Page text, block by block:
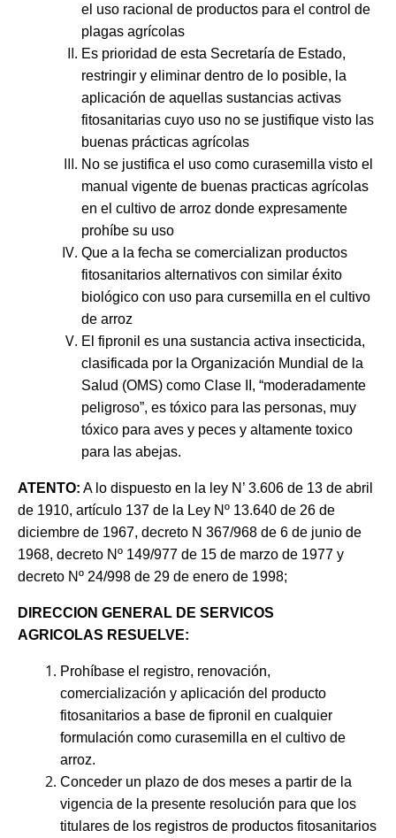
el uso racional de productos para el control de
plagas agrícolas
Es prioridad de esta Secretaría de Estado,
restringir y eliminar dentro de lo posible, la
aplicación de aquellas sustancias activas
fitosanitarias cuyo uso no se justifique visto las
buenas prácticas agrícolas
No se justifica el uso como curasemilla visto el
manual vigente de buenas practicas agrícolas
en el cultivo de arroz donde expresamente
prohíbe su uso
Que a la fecha se comercializan productos
fitosanitarios alternativos con similar éxito
biológico con uso para cursemilla en el cultivo
de arroz
El fipronil es una sustancia activa insecticida,
clasificada por la Organización Mundial de la
Salud (OMS) como Clase II, “moderadamente
peligroso”, es tóxico para las personas, muy
tóxico para aves y peces y altamente toxico
para las abejas.
ATENTO: A lo dispuesto en la ley N’ 3.606 de 13 de abril
de 1910, artículo 137 de la Ley Nº 13.640 de 26 de
diciembre de 1967, decreto N 367/968 de 6 de junio de
1968, decreto Nº 149/977 de 15 de marzo de 1977 y
decreto Nº 24/998 de 29 de enero de 1998;
DIRECCION GENERAL DE SERVICOS
AGRICOLAS RESUELVE:
Prohíbase el registro, renovación,
comercialización y aplicación del producto
fitosanitarios a base de fipronil en cualquier
formulación como curasemilla en el cultivo de
arroz.
Conceder un plazo de dos meses a partir de la
vigencia de la presente resolución para que los
titulares de los registros de productos fitosanitarios